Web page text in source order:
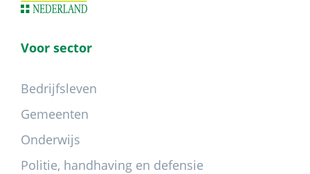
Voor sector
Bedrijfsleven
Gemeenten
Onderwijs
Politie, handhaving en defensie